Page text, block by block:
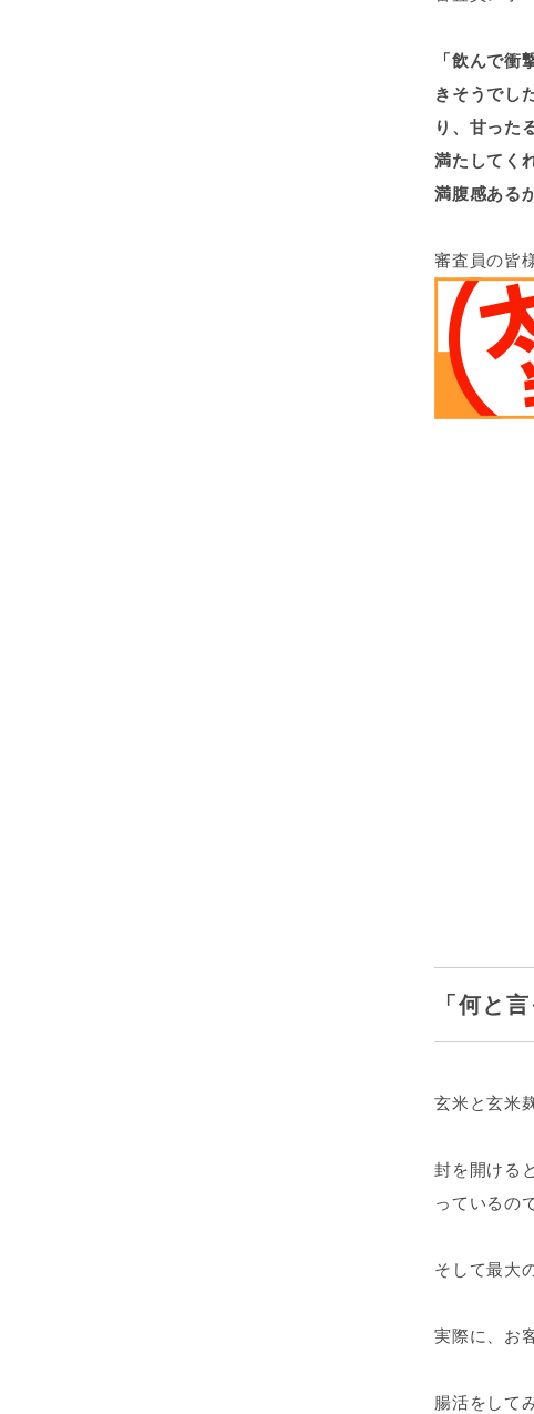
「飲んで
きそうでし
り、甘った
満たしてく
満腹感ある
審査員の皆
「何と
玄米と玄米
封を開ける
っているの
そして最大
実際に、お
腸活をして